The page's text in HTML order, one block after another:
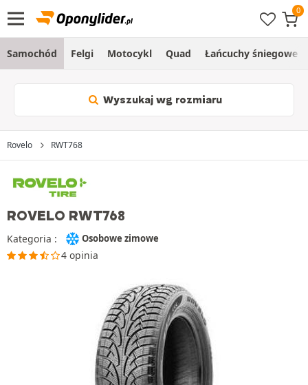
Samochód Felgi Motocykl Quad Łańcuchy śniegowe
Wyszukaj wg rozmiaru
Rovelo RWT768
ROVELO RWT768
Kategoria : Osobowe zimowe
4 opinia